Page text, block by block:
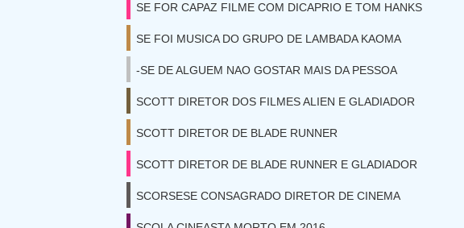
SE FOR CAPAZ FILME COM DICAPRIO E TOM HANKS
SE FOI MUSICA DO GRUPO DE LAMBADA KAOMA
-SE DE ALGUEM NAO GOSTAR MAIS DA PESSOA
SCOTT DIRETOR DOS FILMES ALIEN E GLADIADOR
SCOTT DIRETOR DE BLADE RUNNER
SCOTT DIRETOR DE BLADE RUNNER E GLADIADOR
SCORSESE CONSAGRADO DIRETOR DE CINEMA